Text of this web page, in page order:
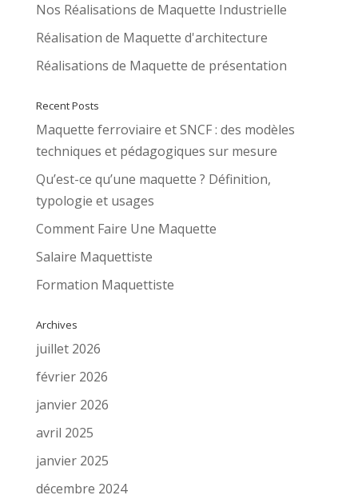
Nos Réalisations de Maquette Industrielle
Réalisation de Maquette d'architecture
Réalisations de Maquette de présentation
Recent Posts
Maquette ferroviaire et SNCF : des modèles
techniques et pédagogiques sur mesure
Qu’est-ce qu’une maquette ? Définition,
typologie et usages
Comment Faire Une Maquette
Salaire Maquettiste
Formation Maquettiste
Archives
juillet 2026
février 2026
janvier 2026
avril 2025
janvier 2025
décembre 2024